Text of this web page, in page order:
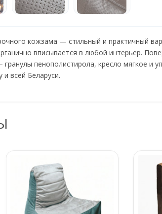
кожзама — стильный и практичный
вписывается в любой интерьер.
пенополистирола, кресло мягкое и
и всей Беларуси.